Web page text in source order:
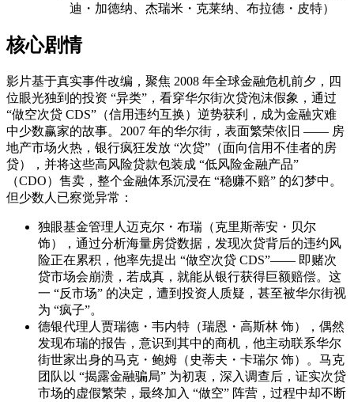
迪・加德纳、杰瑞米・克莱纳、布拉德・皮特）
核心剧情
影片基于真实事件改编，聚焦 2008 年全球金融危机前夕，四
位眼光独到的投资 “异类”，看穿华尔街次贷泡沫假象，通过
“做空次贷 CDS”（信用违约互换）逆势获利，成为金融灾难
中少数赢家的故事。2007 年的华尔街，表面繁荣依旧 —— 房
地产市场火热，银行疯狂发放 “次贷”（面向信用不佳者的房
贷），并将这些高风险贷款包装成 “低风险金融产品”
（CDO）售卖，整个金融体系沉浸在 “稳赚不赔” 的幻梦中。
但少数人已察觉异常：
独眼基金管理人迈克尔・布瑞（克里斯蒂安・贝尔
饰），通过分析海量房贷数据，发现次贷背后的违约风
险正在累积，他率先提出 “做空次贷 CDS”—— 即赌次
贷市场会崩溃，若成真，就能从银行获得巨额赔偿。这
一 “反市场” 的决定，遭到投资人质疑，甚至被华尔街视
为 “疯子”。
德银代理人贾瑞德・韦内特（瑞恩・高斯林 饰），偶然
发现布瑞的报告，意识到其中的商机，他主动联系华尔
街世家出身的马克・鲍姆（史蒂夫・卡瑞尔 饰）。马克
团队以 “揭露金融骗局” 为初衷，深入调查后，证实次贷
市场的虚假繁荣，最终加入 “做空” 阵营，过程中却不断